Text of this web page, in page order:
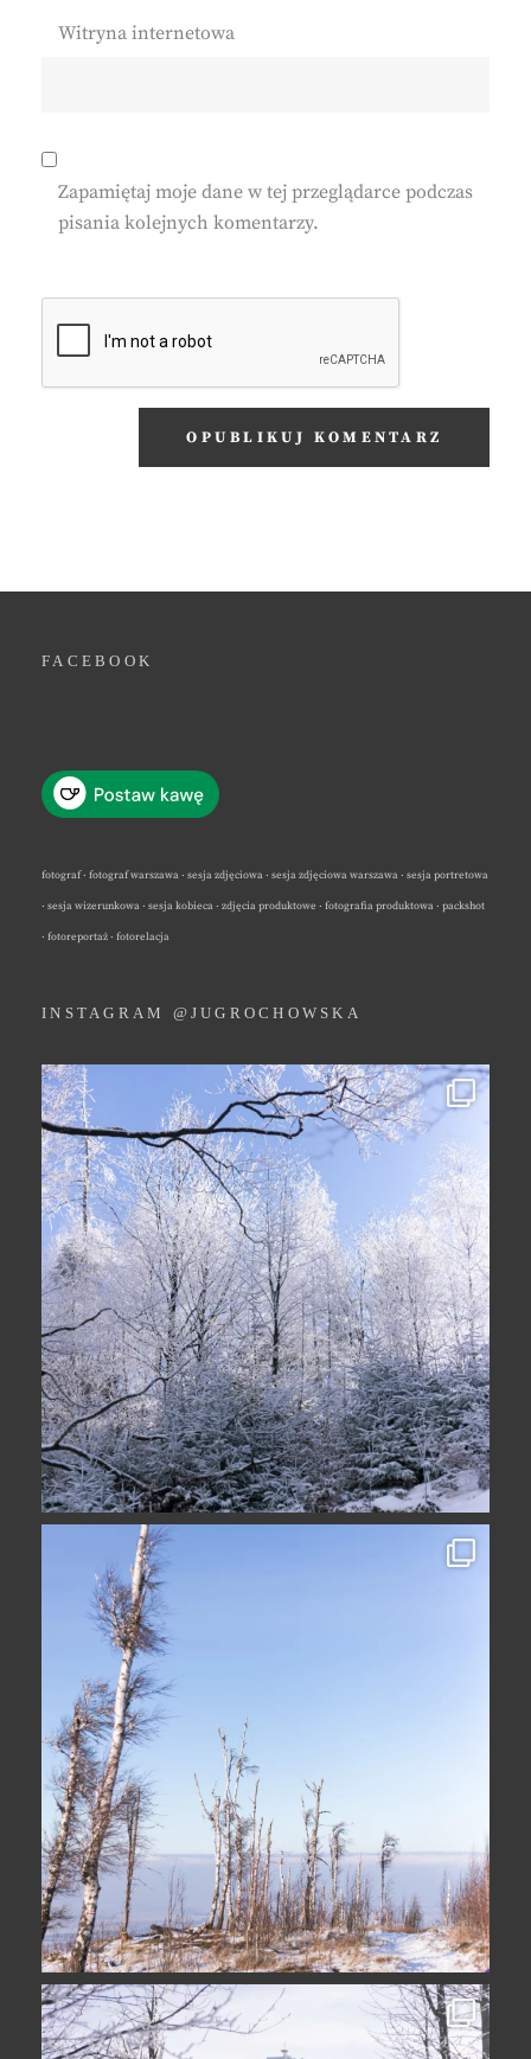
Witryna internetowa
Zapamiętaj moje dane w tej przeglądarce podczas
pisania kolejnych komentarzy.
FACEBOOK
fotograf · fotograf warszawa · sesja zdjęciowa · sesja zdjęciowa warszawa · sesja portretowa
· sesja wizerunkowa · sesja kobieca · zdjęcia produktowe · fotografia produktowa · packshot
· fotoreportaż · fotorelacja
INSTAGRAM @JUGROCHOWSKA